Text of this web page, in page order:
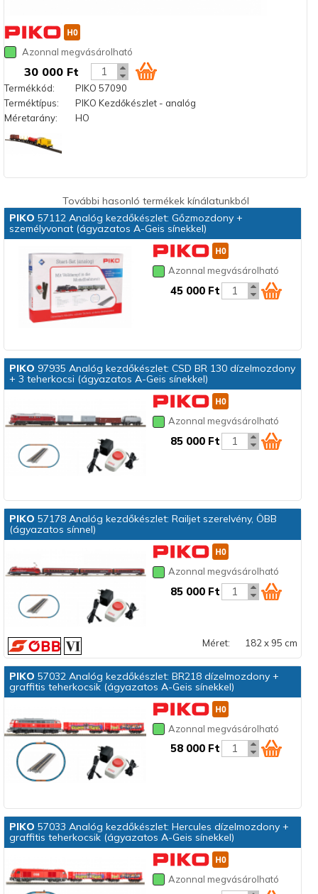
Azonnal megvásárolható
30 000 Ft
Termékkód:
PIKO 57090
Terméktípus:
PIKO Kezdőkészlet - analóg
Méretarány:
HO
További hasonló termékek kínálatunkból
PIKO 57112 Analóg kezdőkészlet: Gőzmozdony +
személyvonat (ágyazatos A-Geis sínekkel)
Azonnal megvásárolható
45 000 Ft
PIKO 97935 Analóg kezdőkészlet: CSD BR 130 dízelmozdony
+ 3 teherkocsi (ágyazatos A-Geis sínekkel)
Azonnal megvásárolható
85 000 Ft
PIKO 57178 Analóg kezdőkészlet: Railjet szerelvény, ÖBB
(ágyazatos sínnel)
Azonnal megvásárolható
85 000 Ft
Méret: 182 x 95 cm
PIKO 57032 Analóg kezdőkészlet: BR218 dízelmozdony +
graffitis teherkocsik (ágyazatos A-Geis sínekkel)
Azonnal megvásárolható
58 000 Ft
PIKO 57033 Analóg kezdőkészlet: Hercules dízelmozdony +
graffitis teherkocsik (ágyazatos A-Geis sínekkel)
Azonnal megvásárolható